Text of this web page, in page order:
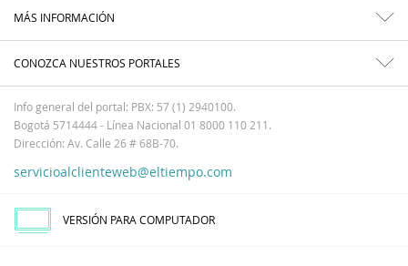
MÁS INFORMACIÓN
CONOZCA NUESTROS PORTALES
Info general del portal: PBX: 57 (1) 2940100.
Bogotá 5714444 - Línea Nacional 01 8000 110 211.
Dirección: Av. Calle 26 # 68B-70.
servicioalclienteweb@eltiempo.com
VERSIÓN PARA COMPUTADOR